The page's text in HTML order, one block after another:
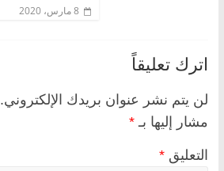
8 مارس، 2020
اترك تعليقاً
لن يتم نشر عنوان بريدك الإلكتروني.
مشار إليها بـ *
التعليق *